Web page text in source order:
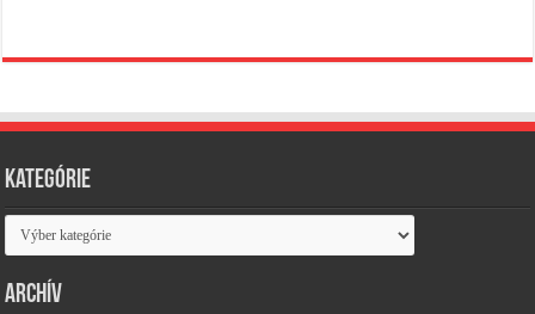
Kategórie
Kategórie
Archív